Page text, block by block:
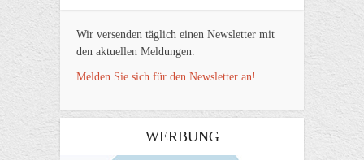
Wir versenden täglich einen Newsletter mit
den aktuellen Meldungen.
Melden Sie sich für den Newsletter an!
WERBUNG